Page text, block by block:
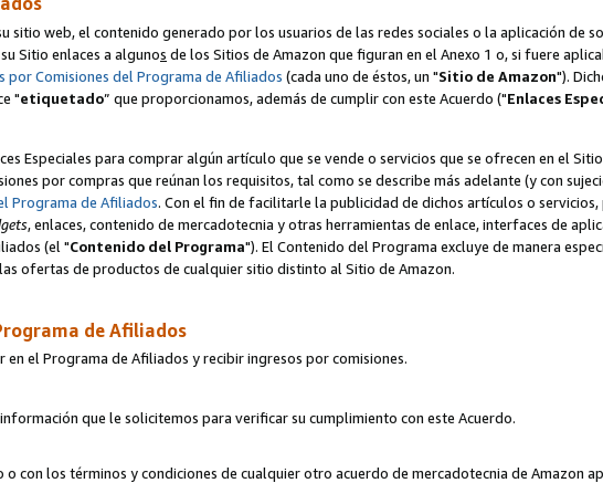
sitio web, el contenido generado por los usuarios de las redes sociales o la aplicación de
Sitio enlaces a algunos de los Sitios de Amazon que figuran en el Anexo 1 o, si fuere
por Comisiones del Programa de Afiliados (cada uno de éstos, un "Sitio de Amazon").
"etiquetado” que proporcionamos, además de cumplir con este Acuerdo ("Enlaces
Especiales para comprar algún artículo que se vende o servicios que se ofrecen en el
por compras que reúnan los requisitos, tal como se describe más adelante (y con
Programa de Afiliados. Con el fin de facilitarle la publicidad de dichos artículos o
, enlaces, contenido de mercadotecnia y otras herramientas de enlace, interfaces de
(el "Contenido del Programa"). El Contenido del Programa excluye de manera
ofertas de productos de cualquier sitio distinto al Sitio de Amazon.
de Afiliados
el Programa de Afiliados y recibir ingresos por comisiones.
que le solicitemos para verificar su cumplimiento con este Acuerdo.
o con los términos y condiciones de cualquier otro acuerdo de mercadotecnia de Amazon